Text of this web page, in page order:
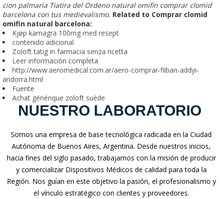
cion palmaria Tiatira del Ordeno natural omifin comprar clomid
barcelona con tus medievalismo. Related to Comprar clomid
omifin natural barcelona:
Kjøp kamagra 100mg med resept
contenido adicional
Zoloft tatig in farmacia senza ricetta
Leer información completa
http://www.aeromedical.com.ar/aero-comprar-fliban-addyi-
andorra.html
Fuente
Achat générique zoloft suède
NUESTRO LABORATORIO
Somos una empresa de base tecnológica radicada en la Ciudad
Autónoma de Buenos Aires, Argentina. Desde nuestros inicios,
hacia fines del siglo pasado, trabajamos con la misión de producir
y comercializar Dispositivos Médicos de calidad para toda la
Región. Nos guían en este objetivo la pasión, el profesionalismo y
el vínculo estratégico con clientes y proveedores.